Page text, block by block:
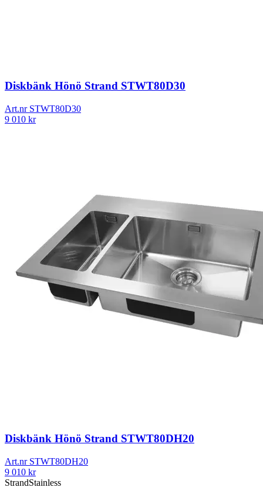
Diskbänk Hönö Strand STWT80D30
Art.nr STWT80D30
9 010 kr
Diskbänk Hönö Strand STWT80DH20
Art.nr STWT80DH20
9 010 kr
StrandStainless